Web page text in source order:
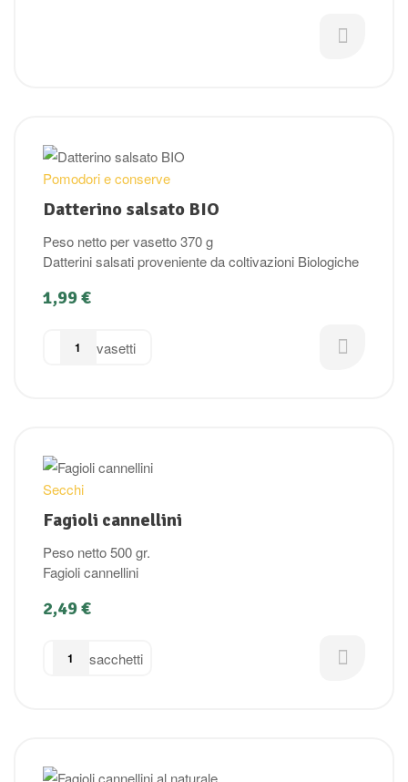
Pomodori e conserve
Datterino salsato BIO
Peso netto per vasetto 370 g
Datterini salsati proveniente da coltivazioni Biologiche
1,99€
vasetti
Secchi
Fagioli cannellini
Peso netto 500 gr.
Fagioli cannellini
2,49€
sacchetti